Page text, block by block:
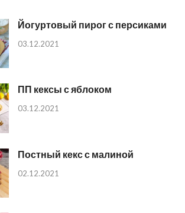
Йогуртовый пирог с персиками
03.12.2021
ПП кексы с яблоком
03.12.2021
Постный кекс с малиной
02.12.2021